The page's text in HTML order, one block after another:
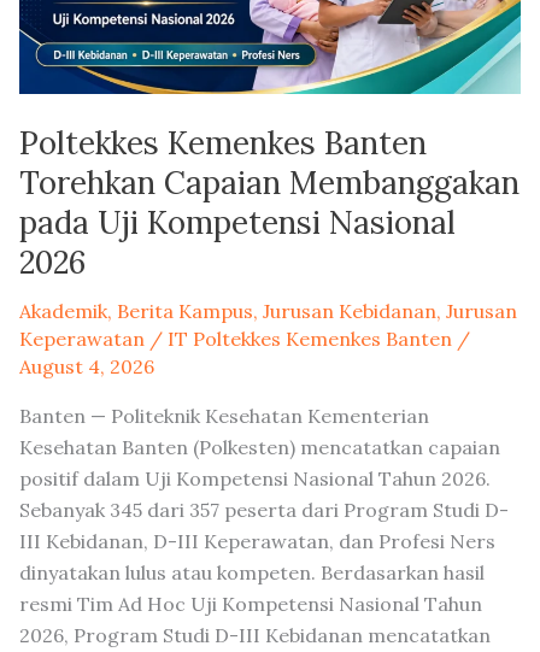
Poltekkes Kemenkes Banten
Torehkan Capaian Membanggakan
pada Uji Kompetensi Nasional
2026
Akademik, Berita Kampus, Jurusan Kebidanan, Jurusan
Keperawatan / IT Poltekkes Kemenkes Banten /
August 4, 2026
Banten — Politeknik Kesehatan Kementerian
Kesehatan Banten (Polkesten) mencatatkan capaian
positif dalam Uji Kompetensi Nasional Tahun 2026.
Sebanyak 345 dari 357 peserta dari Program Studi D-
III Kebidanan, D-III Keperawatan, dan Profesi Ners
dinyatakan lulus atau kompeten. Berdasarkan hasil
resmi Tim Ad Hoc Uji Kompetensi Nasional Tahun
2026, Program Studi D-III Kebidanan mencatatkan
pada
Uji
Kompetensi
2026